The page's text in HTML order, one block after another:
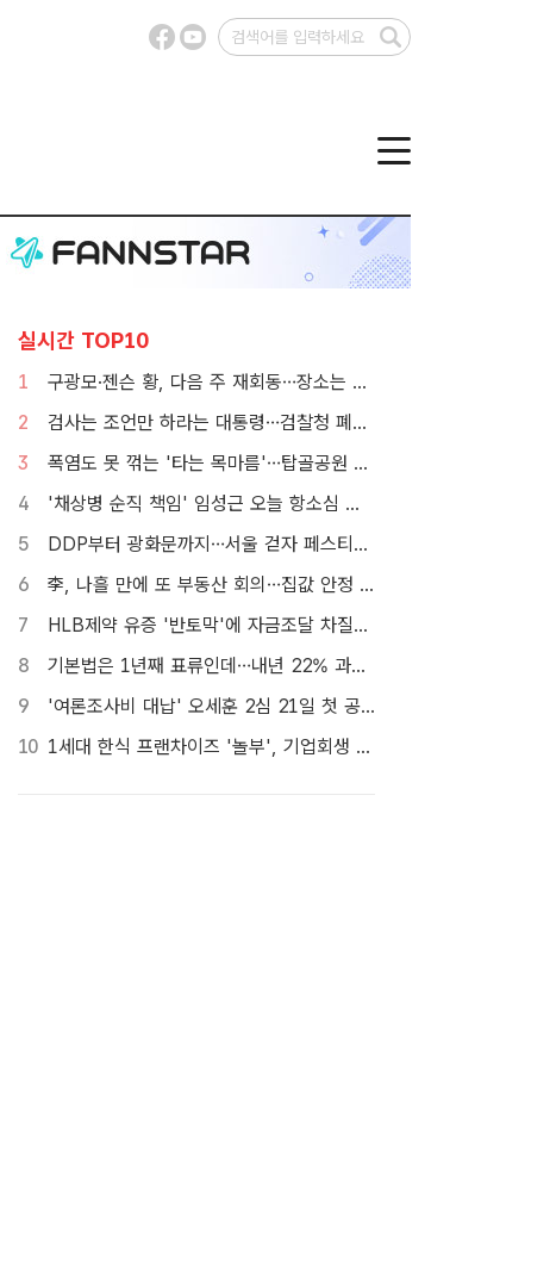
실시간 TOP10
1
구광모·젠슨 황, 다음 주 재회동…장소는 실리콘밸리
2
검사는 조언만 하라는 대통령…검찰청 폐지 앞둔 합수본 '딜레마'
3
폭염도 못 꺾는 '타는 목마름'…탑골공원 아리수 냉장고 가보니
4
'채상병 순직 책임' 임성근 오늘 항소심 선고…1심 징역 3년
5
DDP부터 광화문까지…서울 걷자 페스티벌 참가자 5000명 모집
6
李, 나흘 만에 또 부동산 회의…집값 안정 승부처 '공급' 점검
7
HLB제약 유증 '반토막'에 자금조달 차질…R&D 줄이고 채무상환금 제외
8
기본법은 1년째 표류인데…내년 22% 과세 강행, 가상자산 투자자 반발 확산
9
'여론조사비 대납' 오세훈 2심 21일 첫 공판…1심 당선무효형
10
1세대 한식 프랜차이즈 '놀부', 기업회생 신청…11일 대표자 심문